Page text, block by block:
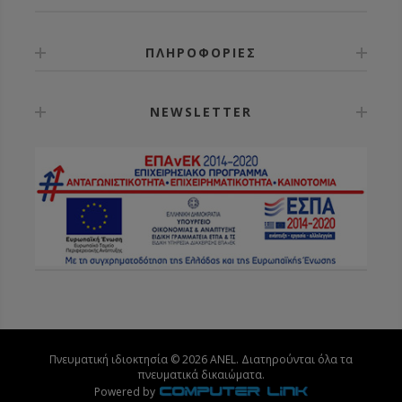
ΠΛΗΡΟΦΟΡΙΕΣ
NEWSLETTER
Πνευματική ιδιοκτησία © 2026 ANEL. Διατηρούνται όλα τα
πνευματικά δικαιώματα.
Powered by